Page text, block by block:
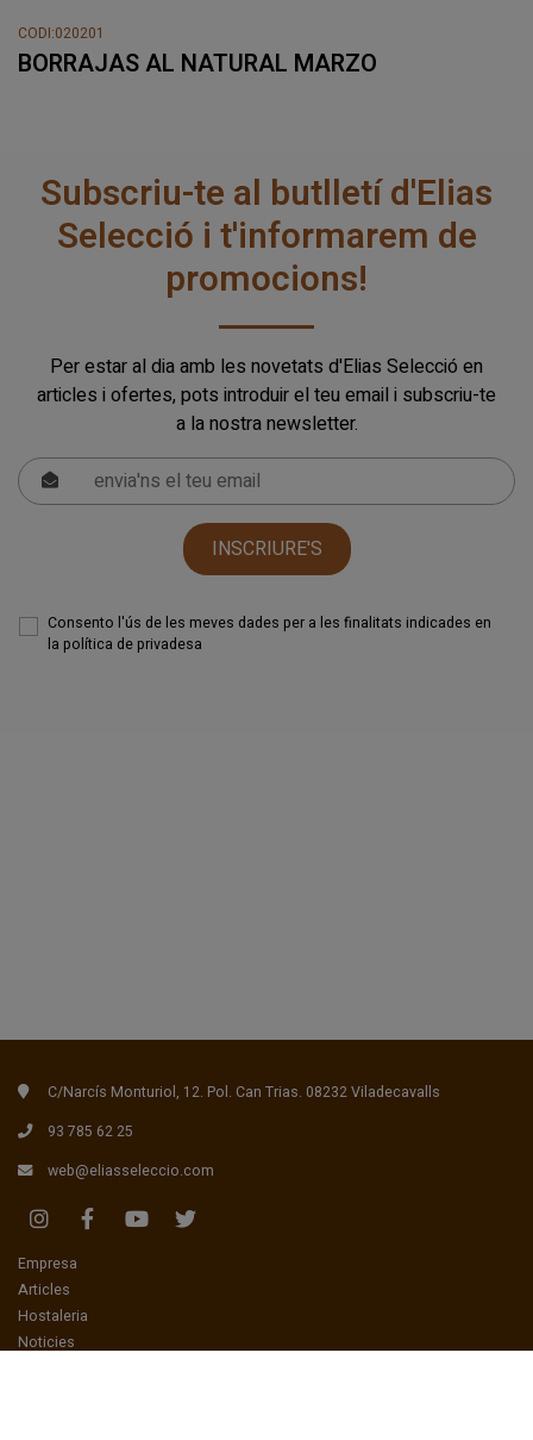
CODI:020201
BORRAJAS AL NATURAL MARZO
Subscriu-te al butlletí d'Elias
Selecció i t'informarem de
promocions!
Per estar al dia amb les novetats d'Elias Selecció en
articles i ofertes, pots introduir el teu email i subscriu-te
a la nostra newsletter.
INSCRIURE'S
Consento l'ús de les meves dades per a les finalitats indicades en
la política de privadesa
C/Narcís Monturiol, 12. Pol. Can Trias. 08232 Viladecavalls
93 785 62 25
web@eliasseleccio.com
Empresa
Articles
Hostaleria
Noticies